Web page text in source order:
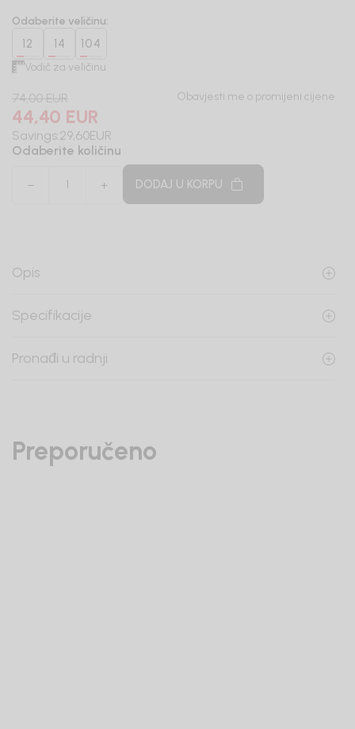
Odaberite veličinu:
12 14 104
Vodič za veličinu
74,00 EUR
44,40 EUR
Savings:29,60EUR
Obavjesti me o promijeni cijene
Odaberite količinu
DODAJ U KORPU
Opis
Specifikacije
Pronađi u radnji
Preporučeno